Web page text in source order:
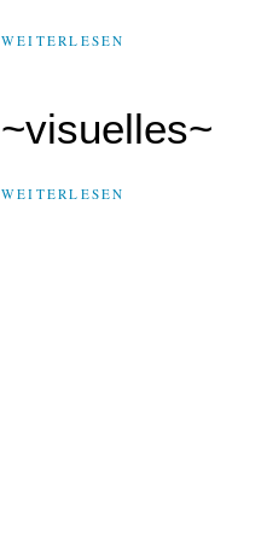
WEITERLESEN
~visuelles~
WEITERLESEN